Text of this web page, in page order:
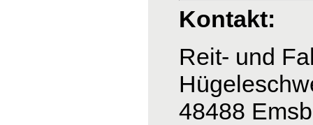
Kontakt:
Reit- und
48488